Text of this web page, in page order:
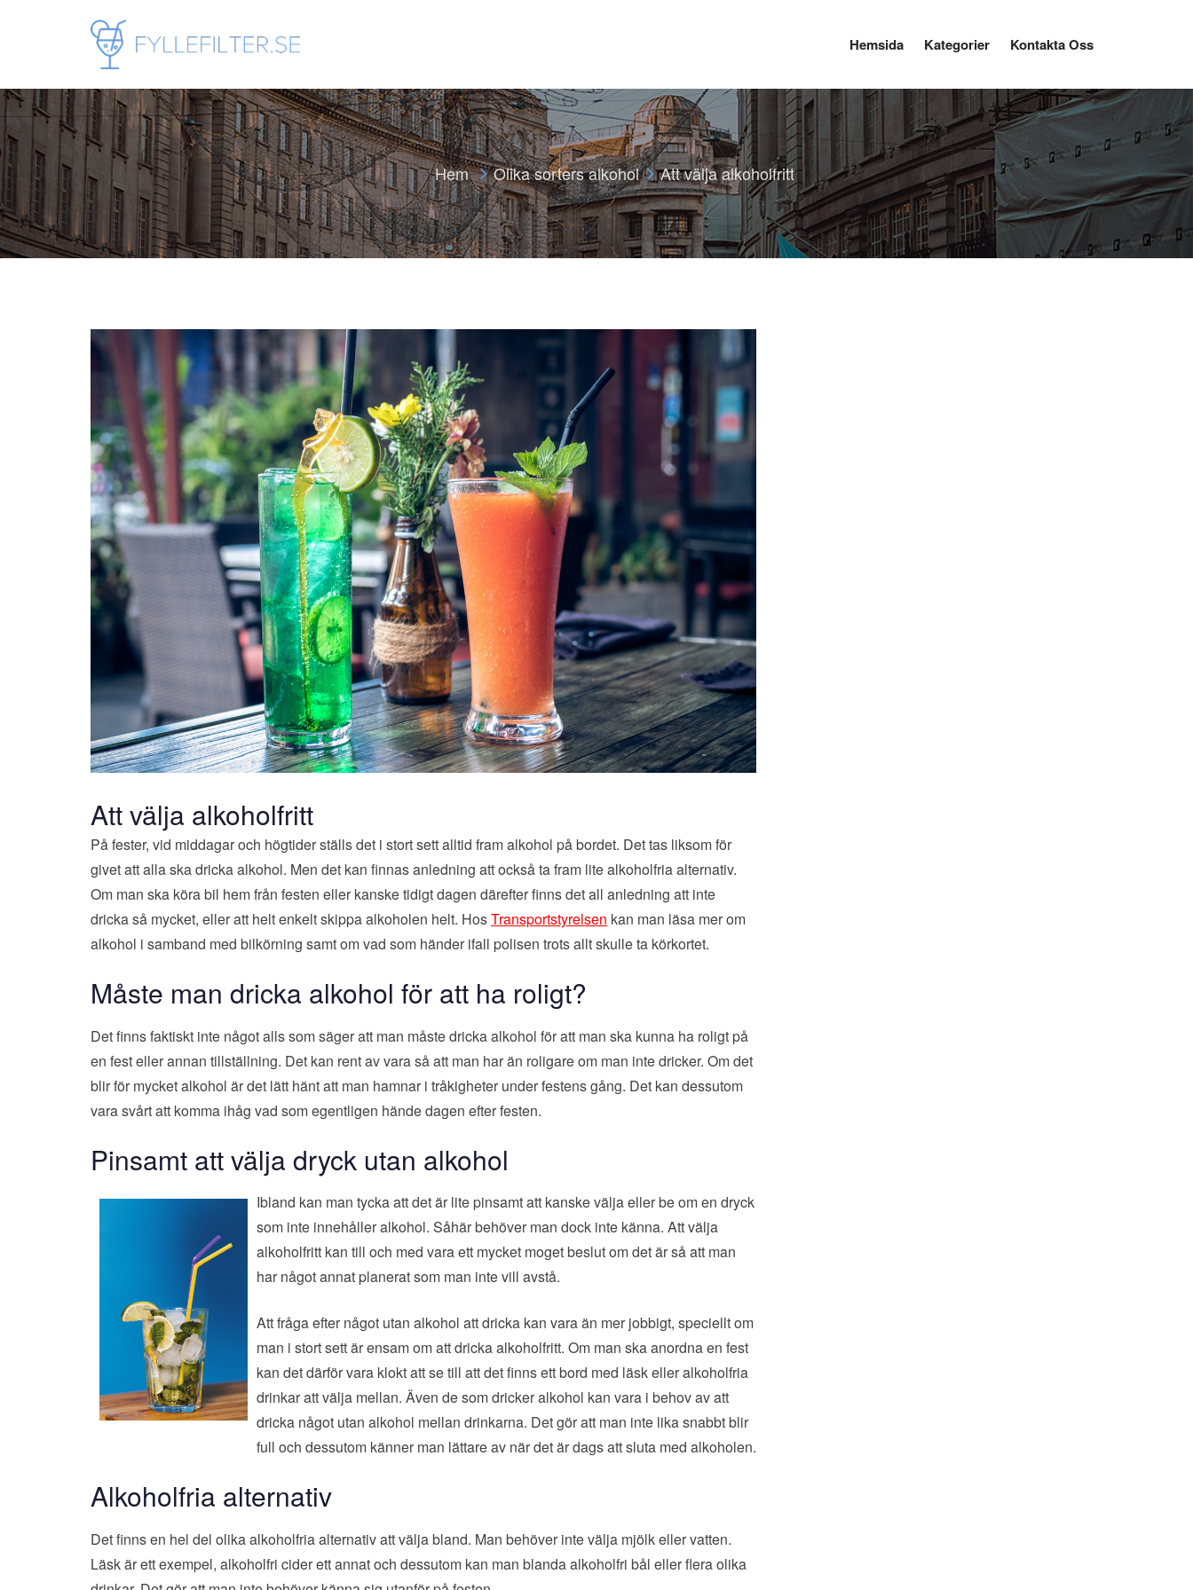
Hemsida Kategorier Kontakta Oss
Hem Olika sorters alkohol Att välja alkoholfritt
Att välja alkoholfritt
På fester, vid middagar och högtider ställs det i stort sett alltid fram alkohol på bordet. Det tas liksom för
givet att alla ska dricka alkohol. Men det kan finnas anledning att också ta fram lite alkoholfria alternativ.
Om man ska köra bil hem från festen eller kanske tidigt dagen därefter finns det all anledning att inte
dricka så mycket, eller att helt enkelt skippa alkoholen helt. HosTransportstyrelsen kan man läsa mer om
alkohol i samband med bilkörning samt om vad som händer ifall polisen trots allt skulle ta körkortet.
Måste man dricka alkohol för att ha roligt?
Det finns faktiskt inte något alls som säger att man måste dricka alkohol för att man ska kunna ha roligt på
en fest eller annan tillställning. Det kan rent av vara så att man har än roligare om man inte dricker. Om det
blir för mycket alkohol är det lätt hänt att man hamnar i tråkigheter under festens gång. Det kan dessutom
vara svårt att komma ihåg vad som egentligen hände dagen efter festen.
Pinsamt att välja dryck utan alkohol
Ibland kan man tycka att det är lite pinsamt att kanske välja eller be om en dryck
som inte innehåller alkohol. Såhär behöver man dock inte känna. Att välja
alkoholfritt kan till och med vara ett mycket moget beslut om det är så att man
har något annat planerat som man inte vill avstå.
Att fråga efter något utan alkohol att dricka kan vara än mer jobbigt, speciellt om
man i stort sett är ensam om att dricka alkoholfritt. Om man ska anordna en fest
kan det därför vara klokt att se till att det finns ett bord med läsk eller alkoholfria
drinkar att välja mellan. Även de som dricker alkohol kan vara i behov av att
dricka något utan alkohol mellan drinkarna. Det gör att man inte lika snabbt blir
full och dessutom känner man lättare av när det är dags att sluta med alkoholen.
Alkoholfria alternativ
Det finns en hel del olika alkoholfria alternativ att välja bland. Man behöver inte välja mjölk eller vatten.
Läsk är ett exempel, alkoholfri cider ett annat och dessutom kan man blanda alkoholfri bål eller flera olika